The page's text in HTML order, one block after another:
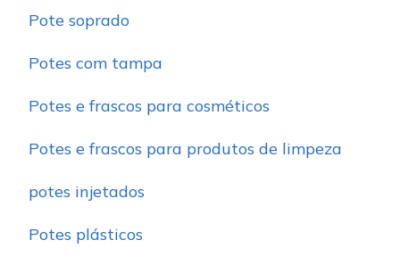
Pote soprado
Potes com tampa
Potes e frascos para cosméticos
Potes e frascos para produtos de limpeza
potes injetados
Potes plásticos